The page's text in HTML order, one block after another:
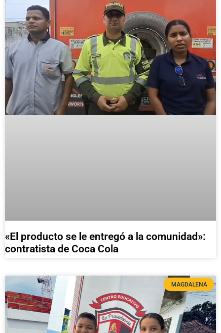
«El producto se le entregó a la comunidad»:
contratista de Coca Cola
MAGDALENA